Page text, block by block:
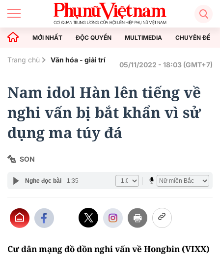
MỚI NHẤT ĐỘC QUYỀN MULTIMEDIA CHUYÊN ĐỀ
Trang chủ Văn hóa - giải trí
05/11/2022 - 18:03 (GMT+7)
Nam idol Hàn lên tiếng về
nghi vấn bị bắt khẩn vì sử
dụng ma túy đá
SON
Nghe đọc bài 1:35
Cư dân mạng đồ dồn nghi vấn về Hongbin (VIXX)